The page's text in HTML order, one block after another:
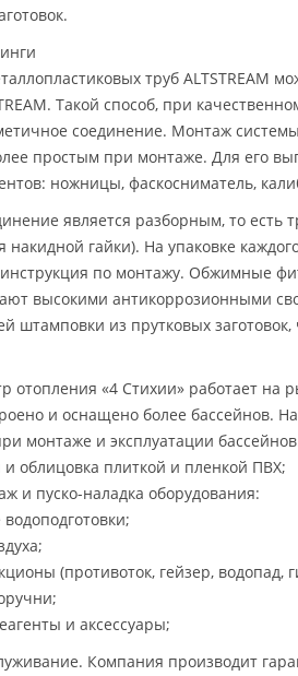
труб ALTSTREAM
Такой способ, при
соединение. Монтаж
простым при монтаже. Для его
ножницы, фаскосниматель,
является разборным, то есть
накидной гайки). На упаковке
по монтажу. Обжимные
высокими антикоррозионными
штамповки из прутковых
отопления «4 Стихии» работает на
и оснащено более бассейнов.
монтаже и эксплуатации
и облицовка плиткой и пленкой ПВХ;
и пуско-наладка оборудования:
(противоток, гейзер,
и аксессуары;
Компания производит